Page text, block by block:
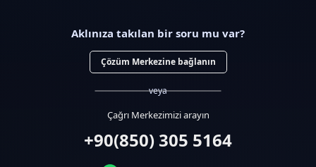
Aklınıza takılan bir soru mu var?
Çözüm Merkezine bağlanın
veya
Çağrı Merkezimizi arayın
+90(850) 305 5164